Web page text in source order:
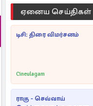
ஏனைய செய்திகள்
டிசி: திரை விமர்சனம்
Cineulagam
ராகு - செவ்வாய்